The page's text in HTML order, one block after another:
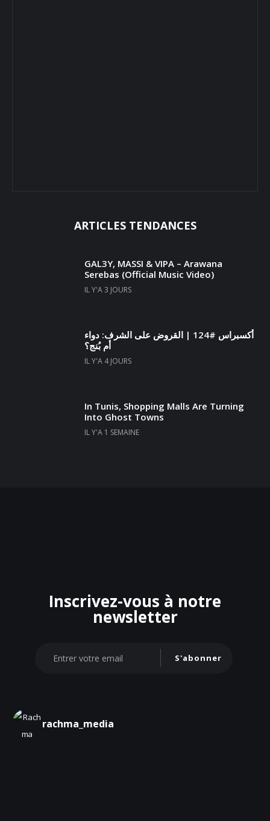
ARTICLES TENDANCES
GAL3Y, MASSI & VIPA – Arawana
Serebas (Official Music Video)
IL Y'A 3 JOURS
أكسبراس #124 | القروض على الشرف: دواء
أم بُنج؟
IL Y'A 4 JOURS
In Tunis, Shopping Malls Are Turning
Into Ghost Towns
IL Y'A 1 SEMAINE
Inscrivez-vous à notre
newsletter
S'abonner
rachma_media